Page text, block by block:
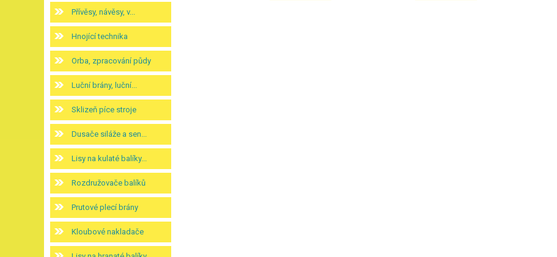
Přívěsy, návěsy, v...
Hnojící technika
Orba, zpracování půdy
Luční brány, luční...
Sklizeň píce stroje
Dusače siláže a sen...
Lisy na kulaté balíky...
Rozdružovače balíků
Prutové plecí brány
Kloubové nakladače